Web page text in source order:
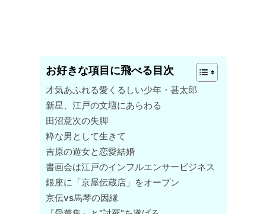
お好きな項目に飛べる目次
才気あふれる愛くるしい少年・甚太郎
新星、江戸の文壇にあらわる
田沼意次の失脚
粋な男として生きて
吉原の遊女と恋愛結婚
書画会は江戸のインフルエンサービジネス
銀座に「京屋伝蔵店」をオープン
京伝vs馬琴の因縁